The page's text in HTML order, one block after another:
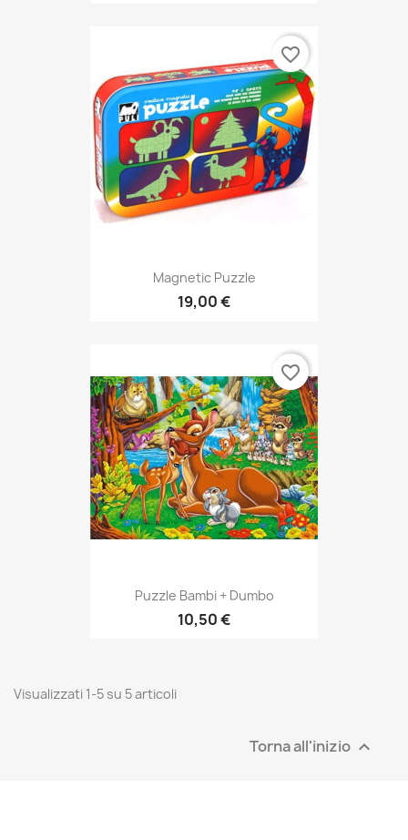
Magnetic Puzzle
19,00 €
favorite_border
Puzzle Bambi + Dumbo
10,50 €
favorite_border
Visualizzati 1-5 su 5 articoli
Torna all'inizio 